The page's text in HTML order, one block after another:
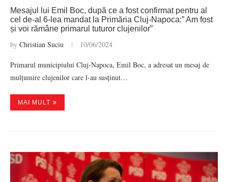
Mesajul lui Emil Boc, după ce a fost confirmat pentru al
cel de-al 6-lea mandat la Primăria Cluj-Napoca:” Am fost
și voi rămâne primarul tuturor clujenilor”
by Christian Suciu 10/06/2024
Primarul municipiului Cluj-Napoca, Emil Boc, a adresat un mesaj de
mulțumire clujenilor care l-au susținut…
MAI MULT